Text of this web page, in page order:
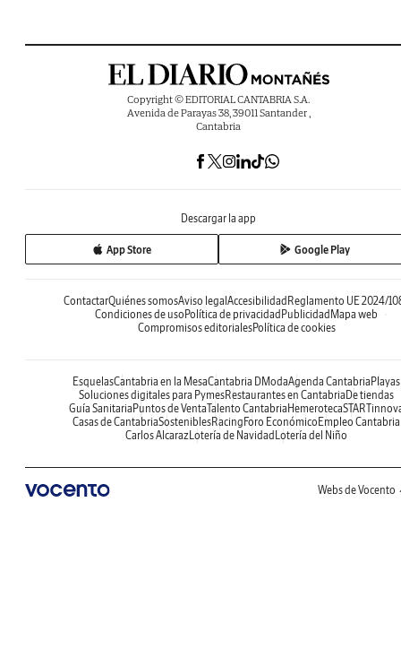
Copyright © EDITORIAL CANTABRIA S.A.
Avenida de Parayas 38, 39011 Santander ,
Cantabria
Descargar la app
App Store Google Play
ContactarQuiénes somosAviso legal Accesibilidad Reglamento UE 2024/
Condiciones de uso Política de privacidad Publicidad Mapa web
Compromisos editorialesPolítica de cookies
EsquelasCantabria en la MesaCantabria DModaAgenda Cantabria Playas
Soluciones digitales para PymesRestaurantes en Cantabria De tiendas
Guía Sanitaria Puntos de VentaTalento Cantabria Hemeroteca
Casas de CantabriaSosteniblesRacing Foro Económico Empleo Cantabria
Carlos AlcarazLotería de Navidad Lotería del Niño
Webs de Vocento